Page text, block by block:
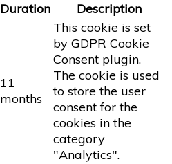
Duration Description
11
months
This cookie is set
by GDPR Cookie
Consent plugin.
The cookie is used
to store the user
consent for the
cookies in the
category
"Analytics".